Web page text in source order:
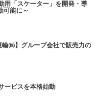
用「スケーター」を開発・導
可能に～
輸㈱】グループ会社で販売力の
ービスを本格始動